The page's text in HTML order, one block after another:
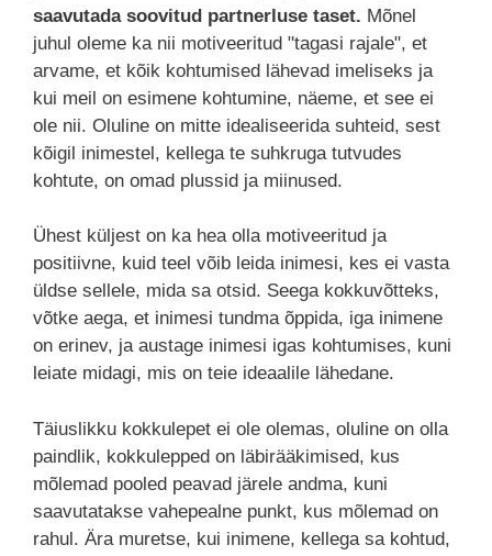
saavutada soovitud partnerluse taset. Mõnel
juhul oleme ka nii motiveeritud "tagasi rajale", et
arvame, et kõik kohtumised lähevad imeliseks ja
kui meil on esimene kohtumine, näeme, et see ei
ole nii. Oluline on mitte idealiseerida suhteid, sest
kõigil inimestel, kellega te suhkruga tutvudes
kohtute, on omad plussid ja miinused.
Ühest küljest on ka hea olla motiveeritud ja
positiivne, kuid teel võib leida inimesi, kes ei vasta
üldse sellele, mida sa otsid. Seega kokkuvõtteks,
võtke aega, et inimesi tundma õppida, iga inimene
on erinev, ja austage inimesi igas kohtumises, kuni
leiate midagi, mis on teie ideaalile lähedane.
Täiuslikku kokkulepet ei ole olemas, oluline on olla
paindlik, kokkulepped on läbirääkimised, kus
mõlemad pooled peavad järele andma, kuni
saavutatakse vahepealne punkt, kus mõlemad on
rahul. Ära muretse, kui inimene, kellega sa kohtud,